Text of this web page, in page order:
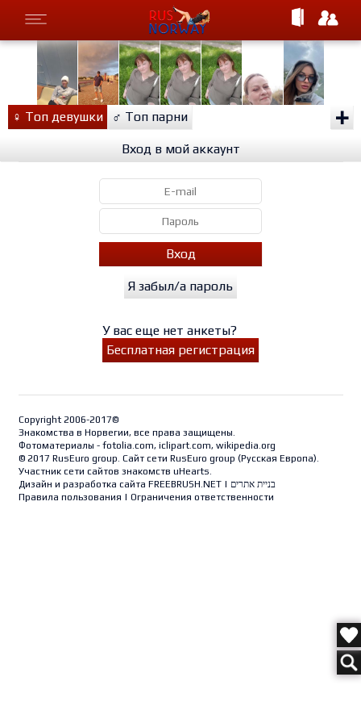
♀ Топ девушки ♂ Топ парни +
Вход в мой аккаунт
Вход
Я забыл/а пароль
У вас еще нет анкеты?
Бесплатная регистрация
Copyright 2006-2017©
Знакомства в Норвегии, все права защищены.
Фотоматериалы - fotolia.com, iclipart.com, wikipedia.org
© 2017 RusEuro group. Сайт сети RusEuro group (Русская Европа).
Участник сети сайтов знакомств uHearts.
Дизайн и разработка сайта FREEBRUSH.NET| בניית אתרים
Правила пользования | Ограничения ответственности